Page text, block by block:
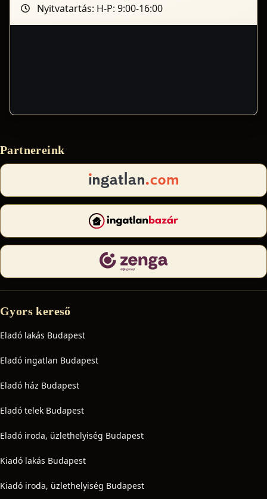
Nyitvatartás: H-P: 9:00-16:00
Partnereink
Gyors kereső
Eladó lakás Budapest
Eladó ingatlan Budapest
Eladó ház Budapest
Eladó telek Budapest
Eladó iroda, üzlethelyiség Budapest
Kiadó lakás Budapest
Kiadó iroda, üzlethelyiség Budapest